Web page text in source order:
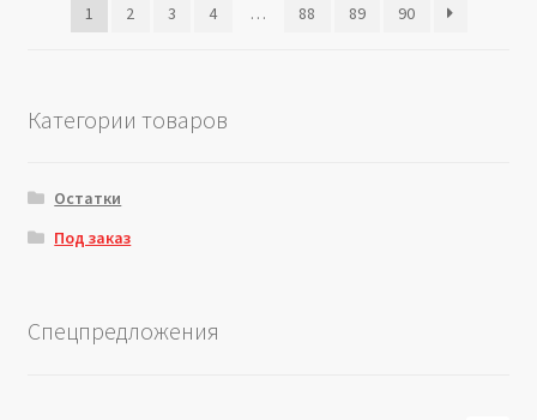
1 2 3 4 … 88 89 90
Категории товаров
Остатки
Под заказ
Спецпредложения